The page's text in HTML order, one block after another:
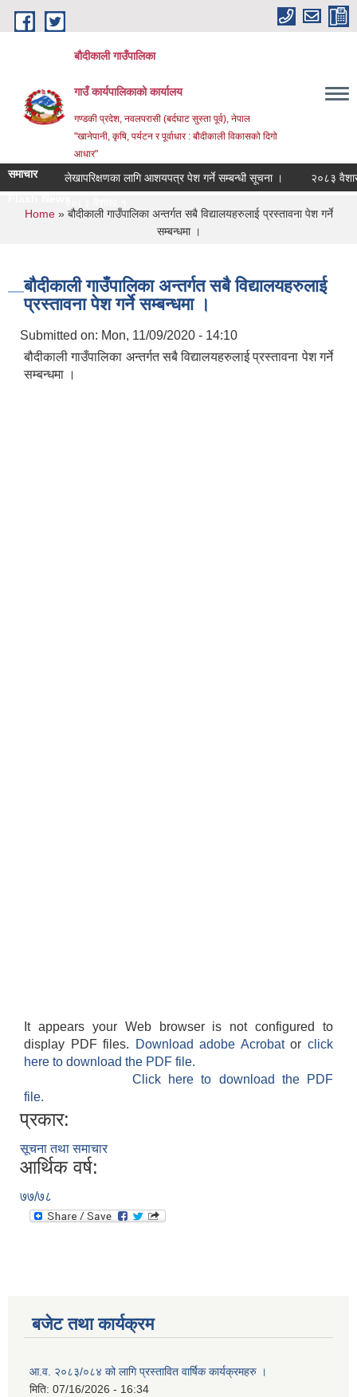
Skip to main content
बौदीकाली गाउँपालिका
गाउँ कार्यपालिकाको कार्यालय
गण्डकी प्रदेश, नवलपरासी (बर्दघाट सुस्ता पूर्व), नेपाल
"खानेपानी, कृषि, पर्यटन र पूर्वाधार : बौदीकाली विकासको दिगो
आधार"
समाचार लेखापरिक्षणका लागि आशयपत्र पेश गर्ने सम्बन्धी सूचना ।
२०८३ वैशाख
You are here
Home» बौदीकाली गाउँपालिका अन्तर्गत सबै विद्यालयहरुलाई प्रस्तावना पेश गर्ने
सम्बन्धमा ।
बौदीकाली गाउँपालिका अन्तर्गत सबै विद्यालयहरुलाई
प्रस्तावना पेश गर्ने सम्बन्धमा ।
Submitted on: Mon, 11/09/2020 - 14:10
बौदीकाली गाउँपालिका अन्तर्गत सबै विद्यालयहरुलाई प्रस्तावना पेश गर्ने
सम्बन्धमा ।
It appears your Web browser is not configured to
display PDF files.
Download adobe Acrobatorclick
here to download the PDF file.
Click here to download the PDF
file.
प्रकार:
सूचना तथा समाचार
आर्थिक वर्ष:
७७/७८
बजेट तथा कार्यक्रम
आ.व. २०८३/०८४ को लागि प्रस्तावित वार्षिक कार्यक्रमहरु ।
मिति: 07/16/2026 - 16:34